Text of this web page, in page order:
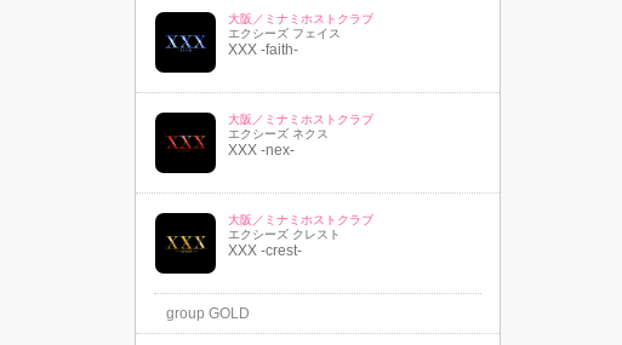
大阪／ミナミホストクラブ
エクシーズ フェイス
XXX -faith-
大阪／ミナミホストクラブ
エクシーズ ネクス
XXX -nex-
大阪／ミナミホストクラブ
エクシーズ クレスト
XXX -crest-
group GOLD